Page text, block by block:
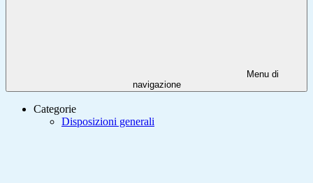
Menu di
navigazione
Categorie
Disposizioni generali